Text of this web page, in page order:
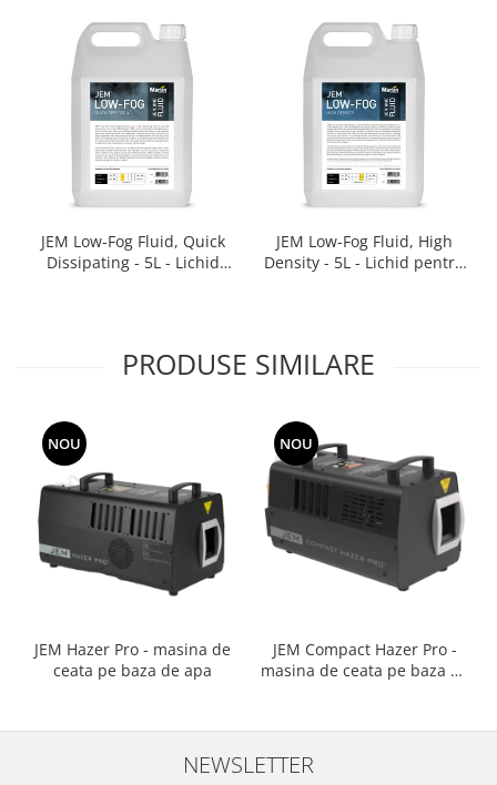
JEM Low-Fog Fluid, Quick
Dissipating - 5L - Lichid
JEM Low-Fog Fluid, High
Density - 5L - Lichid pentru
PRODUSE SIMILARE
NOU
JEM Hazer Pro - masina de
ceata pe baza de apa
NOU
JEM Compact Hazer Pro -
masina de ceata pe baza de
NEWSLETTER